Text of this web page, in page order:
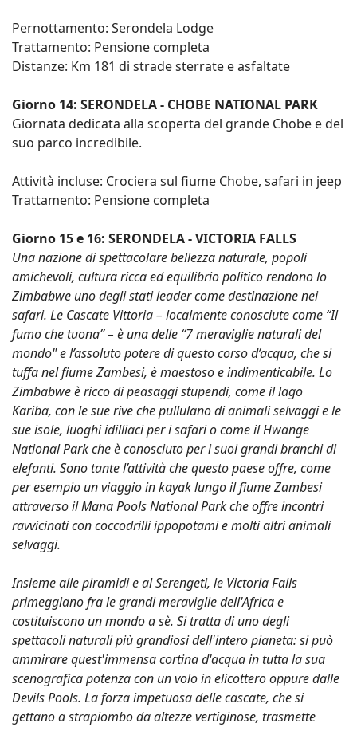
Pernottamento: Serondela Lodge
Trattamento: Pensione completa
Distanze: Km 181 di strade sterrate e asfaltate
Giorno 14: SERONDELA - CHOBE NATIONAL PARK
Giornata dedicata alla scoperta del grande Chobe e del
suo parco incredibile.
Attività incluse: Crociera sul fiume Chobe, safari in jeep
Trattamento: Pensione completa
Giorno 15 e 16: SERONDELA - VICTORIA FALLS
Una nazione di spettacolare bellezza naturale, popoli
amichevoli, cultura ricca ed equilibrio politico rendono lo
Zimbabwe uno degli stati leader come destinazione nei
safari. Le Cascate Vittoria – localmente conosciute come “Il
fumo che tuona” – è una delle “7 meraviglie naturali del
mondo" e l’assoluto potere di questo corso d’acqua, che si
tuffa nel fiume Zambesi, è maestoso e indimenticabile. Lo
Zimbabwe è ricco di peasaggi stupendi, come il lago
Kariba, con le sue rive che pullulano di animali selvaggi e le
sue isole, luoghi idilliaci per i safari o come il Hwange
National Park che è conosciuto per i suoi grandi branchi di
elefanti. Sono tante l’attività che questo paese offre, come
per esempio un viaggio in kayak lungo il fiume Zambesi
attraverso il Mana Pools National Park che offre incontri
ravvicinati con coccodrilli ippopotami e molti altri animali
selvaggi.
Insieme alle piramidi e al Serengeti, le Victoria Falls
primeggiano fra le grandi meraviglie dell'Africa e
costituiscono un mondo a sè. Si tratta di uno degli
spettacoli naturali più grandiosi dell'intero pianeta: si può
ammirare quest'immensa cortina d'acqua in tutta la sua
scenografica potenza con un volo in elicottero oppure dalle
Devils Pools. La forza impetuosa delle cascate, che si
gettano a strapiombo da altezze vertiginose, trasmette